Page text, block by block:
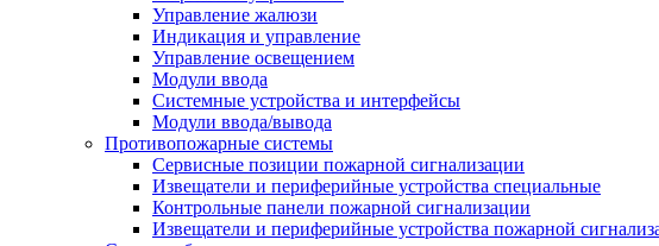
Управление жалюзи
Индикация и управление
Управление освещением
Модули ввода
Системные устройства и интерфейсы
Модули ввода/вывода
Противопожарные системы
Сервисные позиции пожарной сигнализации
Извещатели и периферийные устройства специальные
Контрольные панели пожарной сигнализации
Извещатели и периферийные устройства пожарной